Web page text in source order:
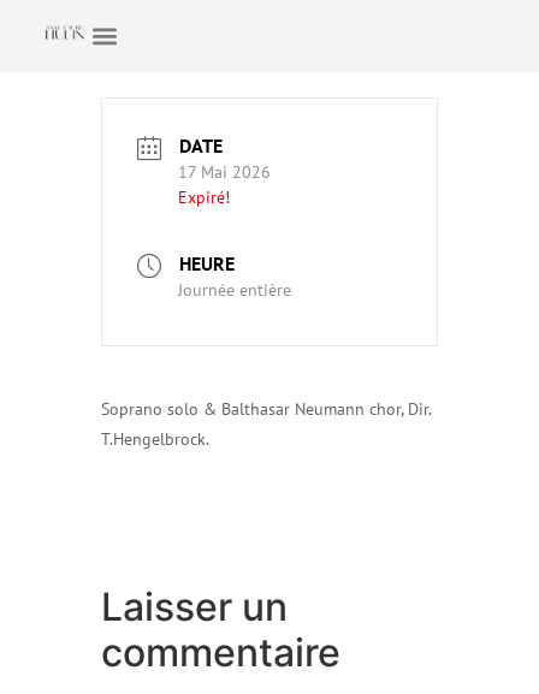
DATE
17 Mai 2026
Expiré!
HEURE
Journée entière
Soprano solo & Balthasar Neumann chor, Dir.
T.Hengelbrock.
Laisser un
commentaire